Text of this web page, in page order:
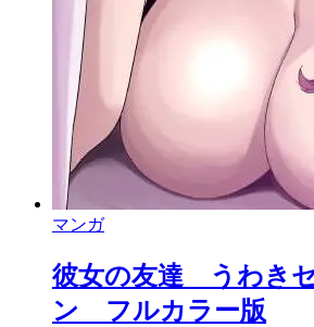
マンガ
彼女の友達 うわき
ン フルカラー版